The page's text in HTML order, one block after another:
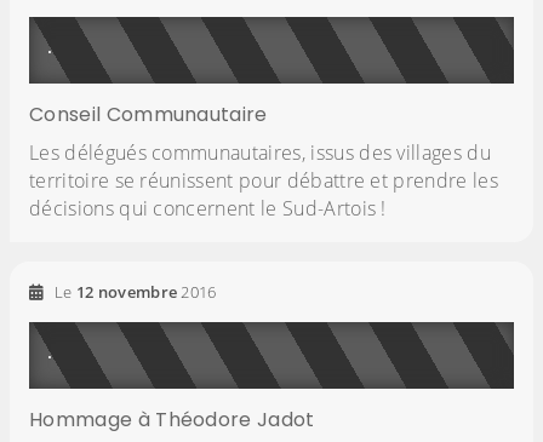
Conseil Communautaire
Les délégués communautaires, issus des villages du
territoire se réunissent pour débattre et prendre les
décisions qui concernent le Sud-Artois !
Le 12 novembre2016
Hommage à Théodore Jadot